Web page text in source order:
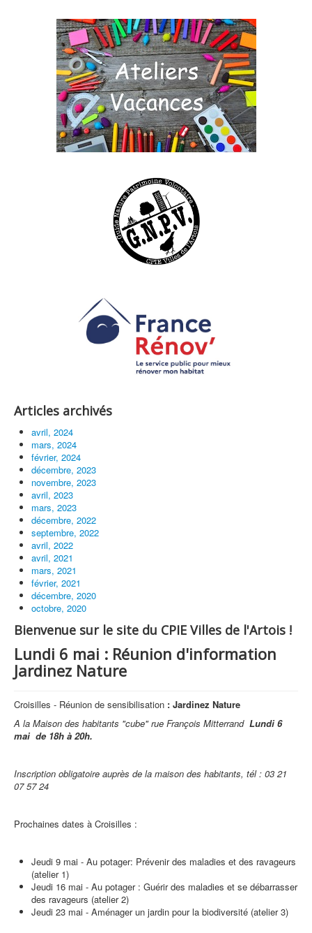
Articles archivés
avril, 2024
mars, 2024
février, 2024
décembre, 2023
novembre, 2023
avril, 2023
mars, 2023
décembre, 2022
septembre, 2022
avril, 2022
avril, 2021
mars, 2021
février, 2021
décembre, 2020
octobre, 2020
Bienvenue sur le site du CPIE Villes de l'Artois !
Lundi 6 mai : Réunion d'information
Jardinez Nature
Croisilles - Réunion de sensibilisation : Jardinez Nature
A la Maison des habitants "cube" rue François Mitterrand Lundi 6
mai de 18h à 20h.
Inscription obligatoire auprès de la maison des habitants, tél : 03 21
07 57 24
Prochaines dates à Croisilles :
Jeudi 9 mai - Au potager: Prévenir des maladies et des ravageurs
(atelier 1)
Jeudi 16 mai - Au potager : Guérir des maladies et se débarrasser
des ravageurs (atelier 2)
Jeudi 23 mai - Aménager un jardin pour la biodiversité (atelier 3)